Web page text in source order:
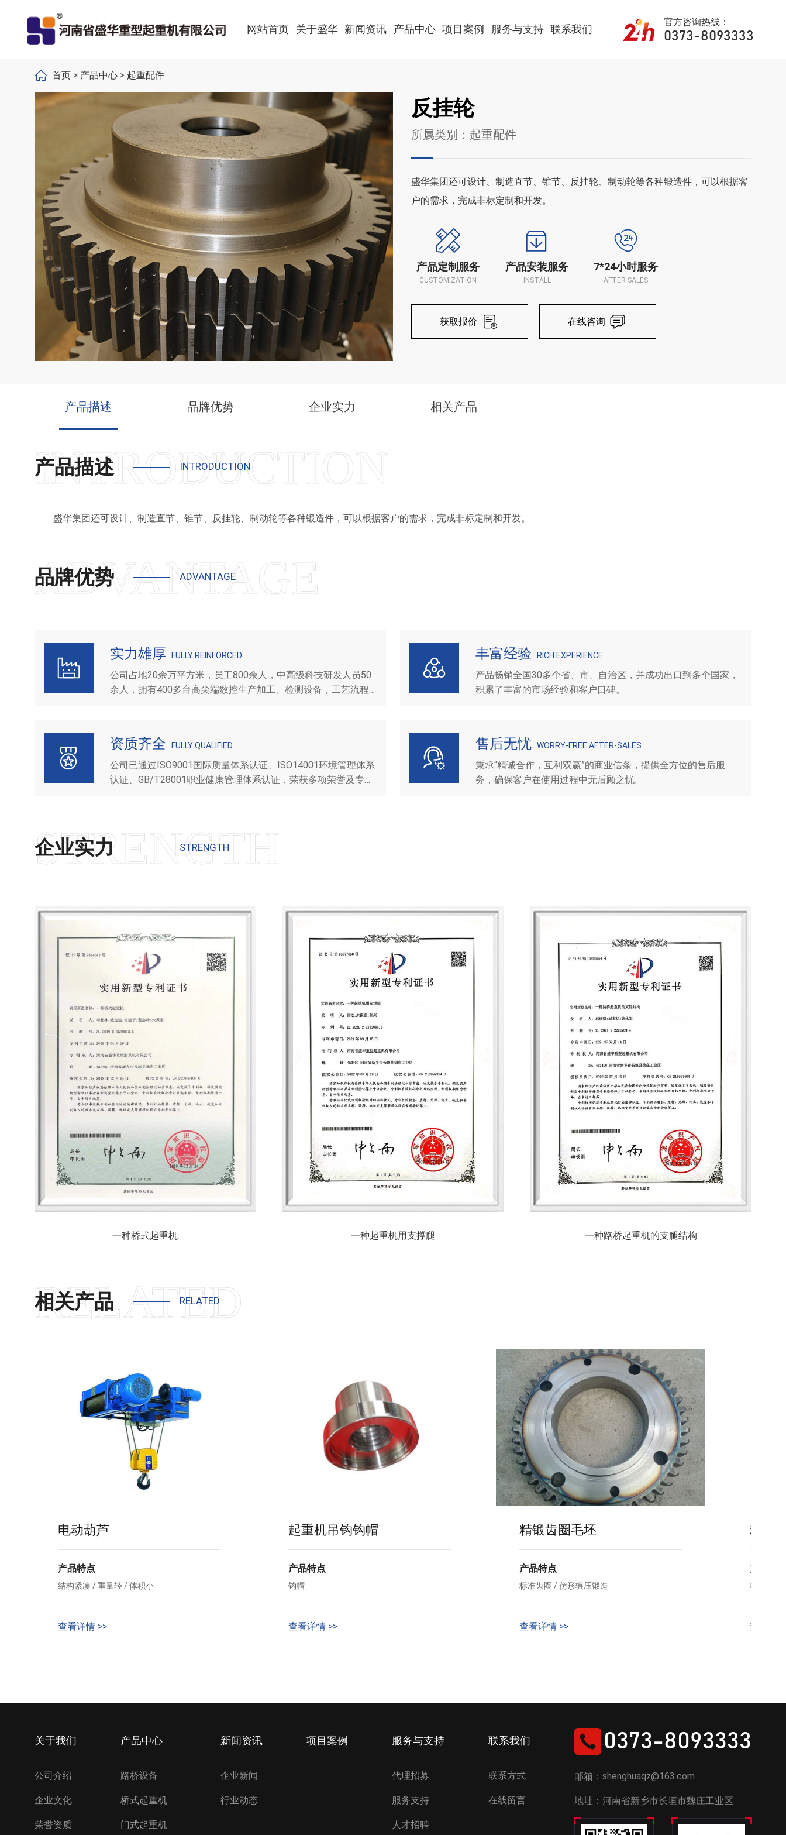
网站首页 关于盛华 新闻资讯 产品中心 项目案例 服务与支持 联系我们
官方咨询热线：
0373-8093333
首页 > 产品中心 > 起重配件
反挂轮
所属类别：起重配件
盛华集团还可设计、制造直节、锥节、反挂轮、制动轮等各种锻造件，可以根据客
户的需求，完成非标定制和开发。
产品定制服务
CUSTOMIZATION
产品安装服务
INSTALL
7*24小时服务
AFTER SALES
获取报价 在线咨询
产品描述 品牌优势 企业实力 相关产品
产品描述 INTRODUCTION
盛华集团还可设计、制造直节、锥节、反挂轮、制动轮等各种锻造件，可以根据客户的需求，完成非标定制和开发。
品牌优势 ADVANTAGE
实力雄厚 FULLY REINFORCED
公司占地20余万平方米，员工800余人，中高级科技研发人员50
余人，拥有400多台高尖端数控生产加工、检测设备，工艺流程
丰富经验 RICH EXPERIENCE
产品畅销全国30多个省、市、自治区，并成功出口到多个国家，
积累了丰富的市场经验和客户口碑。
资质齐全 FULLY QUALIFIED
公司已通过ISO9001国际质量体系认证、ISO14001环境管理体系
认证、GB/T28001职业健康管理体系认证，荣获多项荣誉及专利
售后无忧 WORRY-FREE AFTER-SALES
秉承“精诚合作，互利双赢”的商业信条，提供全方位的售后服
务，确保客户在使用过程中无后顾之忧。
企业实力 STRENGTH
一种桥式起重机 一种起重机用支撑腿 一种路桥起重机的支腿结构
相关产品 RELATED
电动葫芦
产品特点
结构紧凑 / 重量轻 / 体积小
查看详情 >>
起重机吊钩钩帽
产品特点
钩帽
查看详情 >>
精锻齿圈毛坯
产品特点
标准齿圈 / 仿形辗压锻造
查看详情 >>
精锻
产品特
标准齿圈
查看详
关于我们
公司介绍
企业文化
荣誉资质
产品中心
路桥设备
桥式起重机
门式起重机
新闻资讯
企业新闻
行业动态
项目案例 服务与支持
代理招募
服务支持
人才招聘
联系我们
联系方式
在线留言
0373-8093333
邮箱：shenghuaqz@163.com
地址：河南省新乡市长垣市魏庄工业区